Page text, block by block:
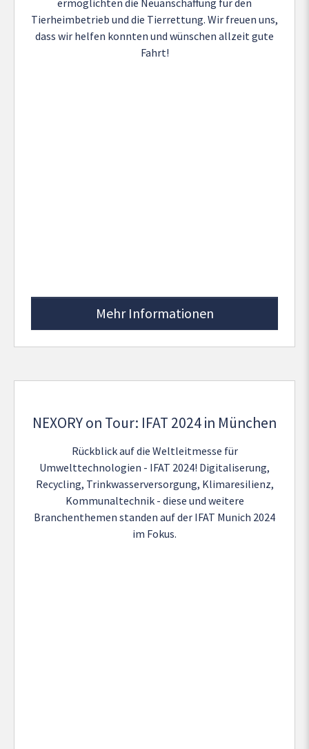
Tierheimbetrieb und die Tierrettung. Wir freuen uns,
dass wir helfen konnten und wünschen allzeit gute
Fahrt!
Mehr Informationen
NEXORY on Tour: IFAT 2024 in München
Rückblick auf die Weltleitmesse für
Umwelttechnologien - IFAT 2024! Digitaliserung,
Recycling, Trinkwasserversorgung, Klimaresilienz,
Kommunaltechnik - diese und weitere
Branchenthemen standen auf der IFAT Munich 2024
im Fokus.